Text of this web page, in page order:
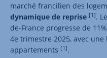
marché francilien des
dynamique de reprise [1].
de-France progresse de
4e trimestre 2025, avec
appartements [1].